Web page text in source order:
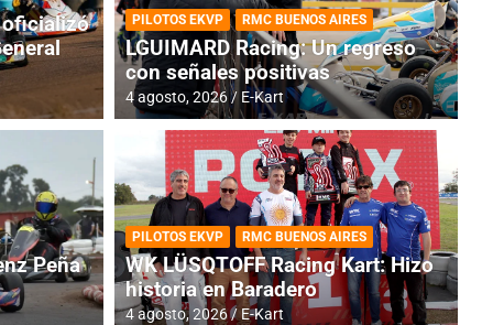
RMC BUENOS AIRES
Cerró una jornada
oficializó
Peña
PILOTOS EKVP RMC BUENOS AIRES
LGUIMARD Racing: Un regreso
con señales positivas
4 agosto, 2026 E-Kart
PILOTOS EKVP RMC BUENOS AIRES
WK LÜSQTOFF Racing Kart: Hizo
historia en Baradero
4 agosto, 2026 E-Kart